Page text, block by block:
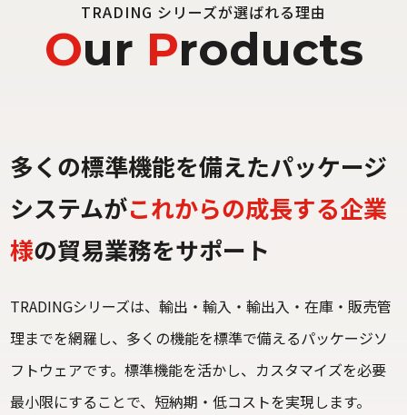
TRADING シリーズが選ばれる理由
Our Products
多くの標準機能を備えたパッケージ
システムがこれからの成長する企業
様の貿易業務をサポート
TRADINGシリーズは、輸出・輸入・輸出入・在庫・販売管
理までを網羅し、 多くの機能を標準で備えるパッケージソ
フトウェアです。標準機能を活かし、カスタマイズを必要
最小限にすることで、短納期・低コストを実現します。